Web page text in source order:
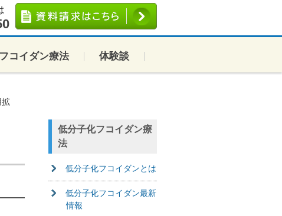
コイダン療法 体験談
拡
低分子化フコイダン療
法
低分子化フコイダンとは
低分子化フコイダン最新
情報